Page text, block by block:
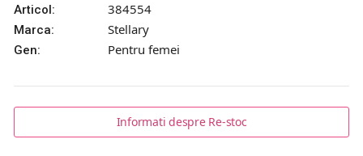
Articol: 384554
Marca: Stellary
Gen: Pentru femei
Informati despre Re-stoc